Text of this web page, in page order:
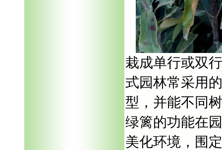
栽成单行或双
式园林常采用
型，并能不同
绿篱的功能在
美化环境，围